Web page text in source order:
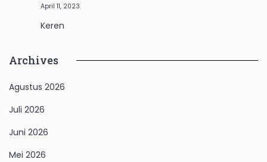
April 11, 2023
Keren
Archives
Agustus 2026
Juli 2026
Juni 2026
Mei 2026